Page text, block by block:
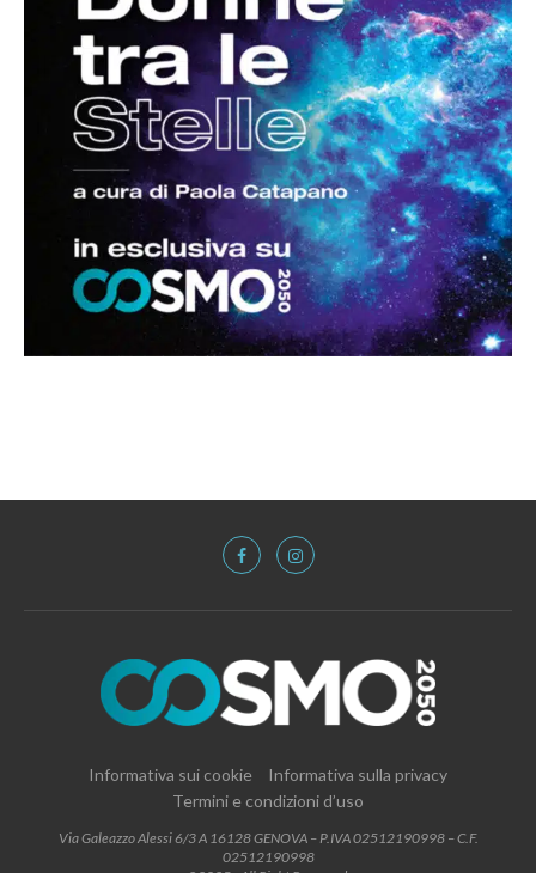
Informativa sui cookie
Informativa sulla privacy
Termini e condizioni d’uso
Via Galeazzo Alessi 6/3 A 16128 GENOVA – P.IVA 02512190998 – C.F.
02512190998